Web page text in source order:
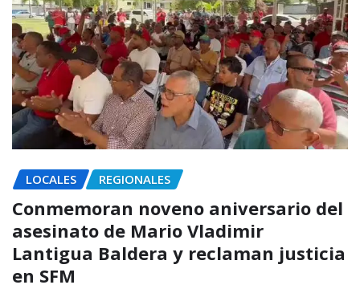
LOCALES REGIONALES
Conmemoran noveno aniversario del
asesinato de Mario Vladimir
Lantigua Baldera y reclaman justicia
en SFM